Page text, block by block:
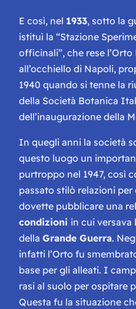
E così, nel 1933, sotto la
istituì la “Stazione
officinali”, che rese
all’occhiello di Napoli,
1940 quando si tenne la
della Società Botanica
dell’inaugurazione della
In quegli anni la società
questo luogo un
purtroppo nel 1947, così
passato stilò relazioni
dovette pubblicare una
condizioni in cui
della Grande Guerra.
infatti l’Orto fu
base per gli alleati. I
rasi al suolo per ospitare
Questa fu la situazione